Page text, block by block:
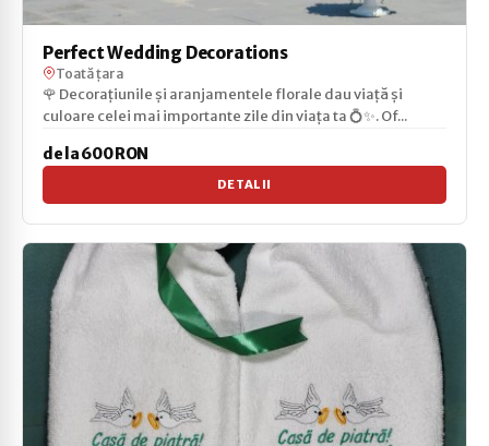
Perfect Wedding Decorations
Toată țara
🌹 Decorațiunile și aranjamentele florale dau viață și
culoare celei mai importante zile din viața ta 💍✨. Of...
de la 600 RON
DETALII